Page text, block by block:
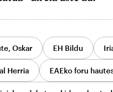
Oskar EH Bildu
Herria EAEko foru